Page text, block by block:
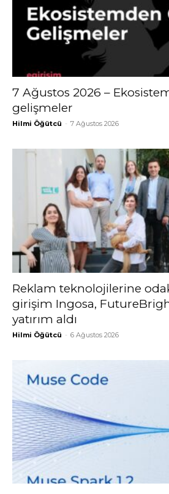
7 Ağustos 2026 –
gelişmeler
Hilmi Öğütcü - 7 Ağustos 2026
Reklam teknolojilerine
girişim Ingosa,
yatırım aldı
Hilmi Öğütcü - 6 Ağustos 2026